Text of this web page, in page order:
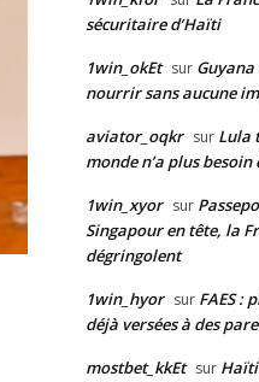
sécuritaire d’Haïti
1win_okEt sur Guyana
nourrir sans aucune
aviator_oqkr sur Lula
monde n’a plus besoin
1win_xyor sur
Singapour en tête, la
dégringolent
1win_hyor sur FAES :
déjà versées à des
mostbet_kkEt sur